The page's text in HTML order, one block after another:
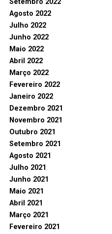
Setembro 2022
Agosto 2022
Julho 2022
Junho 2022
Maio 2022
Abril 2022
Março 2022
Fevereiro 2022
Janeiro 2022
Dezembro 2021
Novembro 2021
Outubro 2021
Setembro 2021
Agosto 2021
Julho 2021
Junho 2021
Maio 2021
Abril 2021
Março 2021
Fevereiro 2021